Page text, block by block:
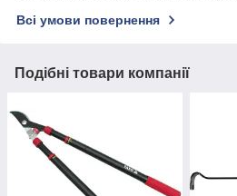
Всі умови повернення
Подібні товари компанії